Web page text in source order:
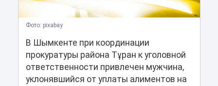
Фото: pixabay
В Шымкенте при координации
прокуратуры района Тұран к уголовной
ответственности привлечен мужчина,
уклонявшийся от уплаты алиментов на